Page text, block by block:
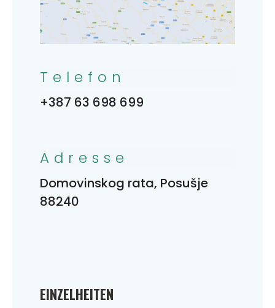
EINZELHEITEN
Telefon
+387 63 698 699
Adresse
Domovinskog rata, Posušje
88240